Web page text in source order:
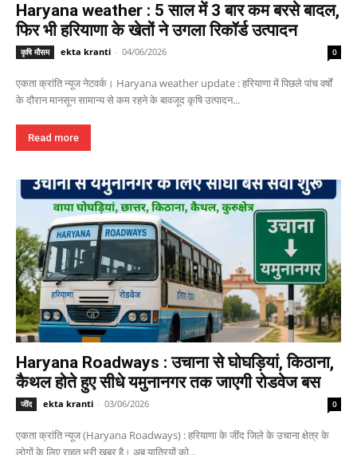
Haryana weather : 5 साल में 3 बार कम बरसे बादल,
फिर भी हरियाणा के खेतों ने उगला रिकॉर्ड उत्पादन
कृषि मौसम ekta kranti - 04/06/2026 0
एकता क्रांति न्यूज नेटवर्क। Haryana weather update : हरियाणा में पिछले पांच वर्षों
के दौरान मानसून सामान्य से कम रहने के बावजूद कृषि उत्पादन...
Read more
Haryana Roadways : उचाना से घोघड़ियां, किठाना,
कैथल होते हुए सीधे यमुनानगर तक जाएगी रोडवेज बस
जींद ekta kranti - 03/06/2026 0
एकता क्रांति न्यूज (Haryana Roadways) : हरियाणा के जींद जिले के उचाना क्षेत्र के
लोगों के लिए राहत भरी खबर है। अब यात्रियों को...